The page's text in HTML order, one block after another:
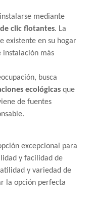
mediante
clic flotantes. La
existente en su hogar
instalación más
busca
ecológicas que
de fuentes
excepcional para
y facilidad de
y variedad de
la opción perfecta